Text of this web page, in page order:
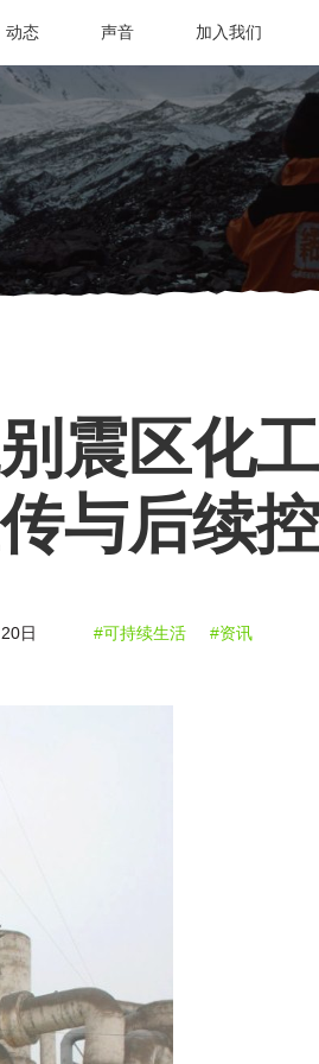
动态 声音 加入我们
震区化
与后续
日 #可持续生活 #资讯